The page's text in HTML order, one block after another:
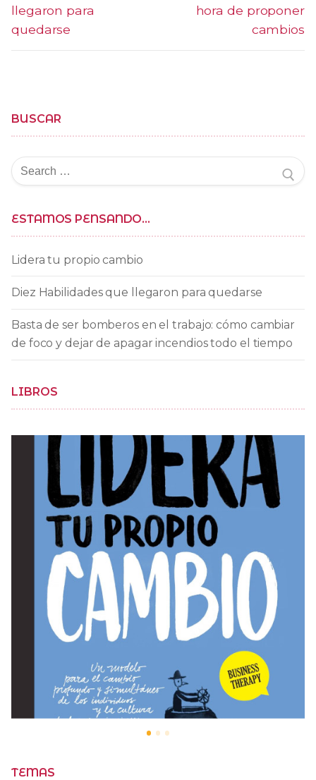
llegaron para
quedarse
hora de proponer
cambios
BUSCAR
Buscar
por:
ESTAMOS PENSANDO…
Lidera tu propio cambio
Diez Habilidades que llegaron para quedarse
Basta de ser bomberos en el trabajo: cómo cambiar
de foco y dejar de apagar incendios todo el tiempo
LIBROS
TEMAS